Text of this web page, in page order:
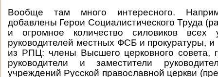
Вообще там много интересного.
добавлены Герои Социалистического Труда
и огромное количество силовиков всех
руководителей местных ФСБ и прокуратуры, и
из РПЦ: члены Высшего церковного совета,
руководители и заместители
учреждений Русской православной церкви